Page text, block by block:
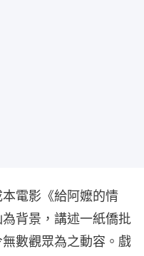
電影《給阿嬤的情
背景，講述一紙僑批
數觀眾為之動容。戲